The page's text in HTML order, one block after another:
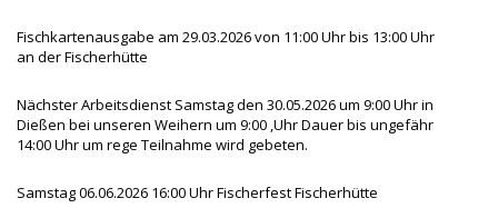
Fischkartenausgabe am 29.03.2026 von 11:00 Uhr bis 13:00 Uhr
an der Fischerhütte
Nächster Arbeitsdienst Samstag den 30.05.2026 um 9:00 Uhr in
Dießen bei unseren Weihern um 9:00 ,Uhr Dauer bis ungefähr
14:00 Uhr um rege Teilnahme wird gebeten.
Samstag 06.06.2026 16:00 Uhr Fischerfest Fischerhütte